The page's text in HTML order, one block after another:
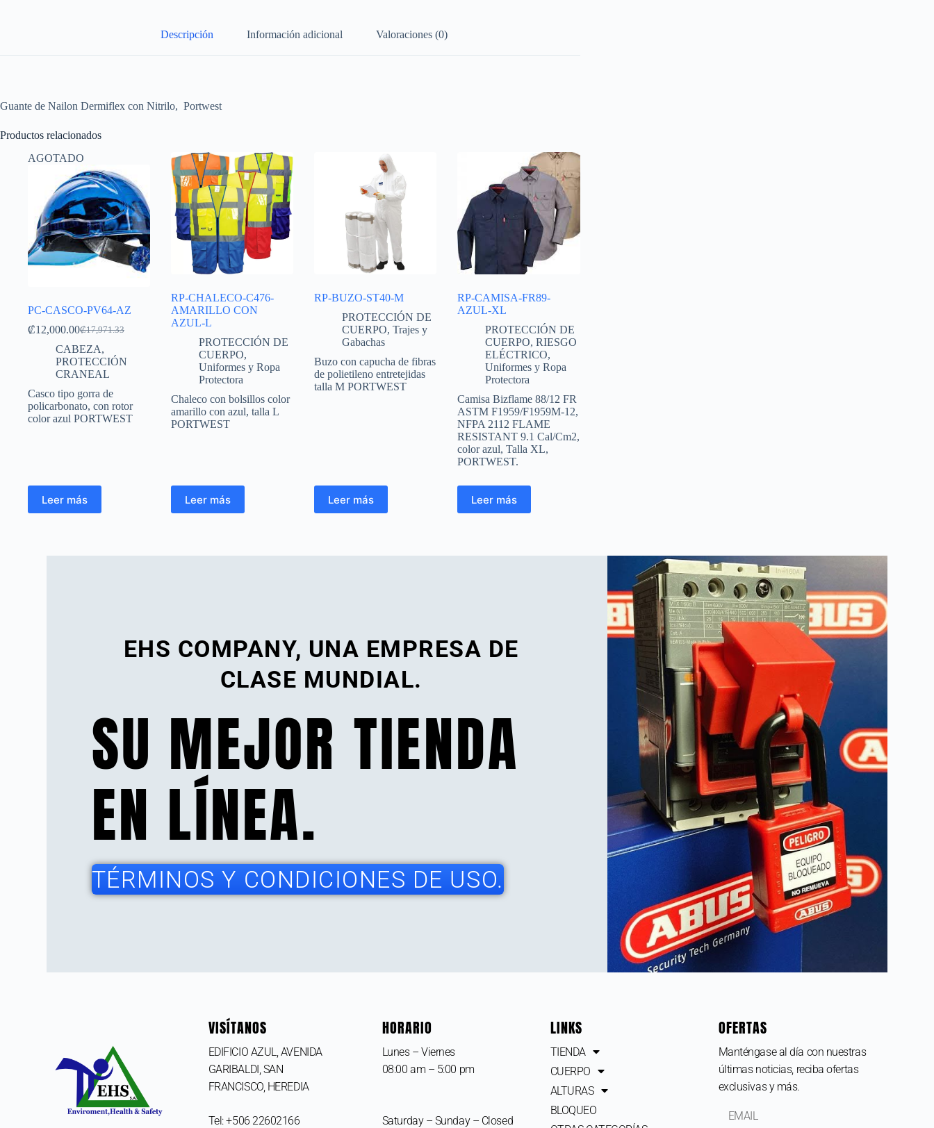
Descripción Información adicional Valoraciones (0)
Guante de Nailon Dermiflex con Nitrilo, Portwest
Productos relacionados
AGOTADO
PC-CASCO-PV64-AZ
₡17,971.33
₡12,000.00
CABEZA,
PROTECCIÓN
CRANEAL
Casco tipo gorra de
policarbonato, con rotor
color azul PORTWEST
Leer más
RP-CHALECO-C476-
AMARILLO CON
AZUL-L
PROTECCIÓN DE
CUERPO,
Uniformes y Ropa
Protectora
Chaleco con bolsillos color
amarillo con azul, talla L
PORTWEST
Leer más
RP-BUZO-ST40-M
PROTECCIÓN DE
CUERPO,Trajes y
Gabachas
Buzo con capucha de fibras
de polietileno entretejidas
talla M PORTWEST
Leer más
RP-CAMISA-FR89-
AZUL-XL
PROTECCIÓN DE
CUERPO,RIESGO
ELÉCTRICO,
Uniformes y Ropa
Protectora
Camisa Bizflame 88/12 FR
ASTM F1959/F1959M-12,
NFPA 2112 FLAME
RESISTANT 9.1 Cal/Cm2,
color azul, Talla XL,
PORTWEST.
Leer más
EHS COMPANY, UNA EMPRESA DE
CLASE MUNDIAL.
SU MEJOR TIENDA
EN LÍNEA.
TÉRMINOS Y CONDICIONES DE USO.
VISÍTANOS
EDIFICIO AZUL, AVENIDA
GARIBALDI, SAN
FRANCISCO, HEREDIA
Tel: +506 22602166
HORARIO
Lunes – Viernes
08:00 am – 5:00 pm
Saturday – Sunday – Closed
LINKS
TIENDA
CUERPO
ALTURAS
BLOQUEO
OFERTAS
Manténgase al día con nuestras
últimas noticias, reciba ofertas
exclusivas y más.